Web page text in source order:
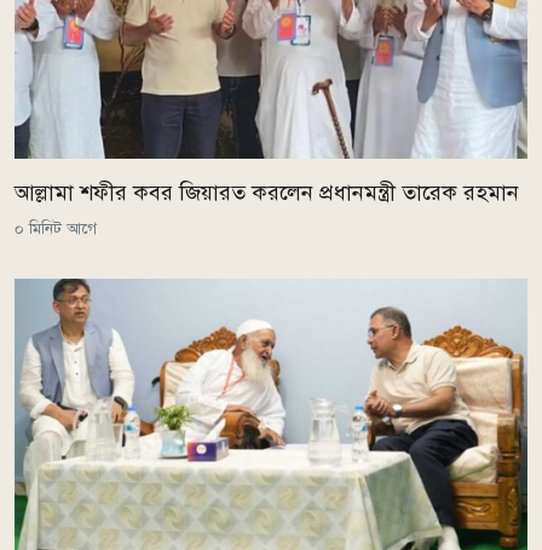
আল্লামা শফীর কবর জিয়ারত করলেন প্রধানমন্ত্রী তারেক রহমান
০ মিনিট আগে